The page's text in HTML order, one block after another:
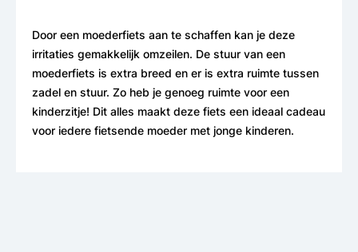
Door een moederfiets aan te schaffen kan je deze
irritaties gemakkelijk omzeilen. De stuur van een
moederfiets is extra breed en er is extra ruimte tussen
zadel en stuur. Zo heb je genoeg ruimte voor een
kinderzitje! Dit alles maakt deze fiets een ideaal cadeau
voor iedere fietsende moeder met jonge kinderen.